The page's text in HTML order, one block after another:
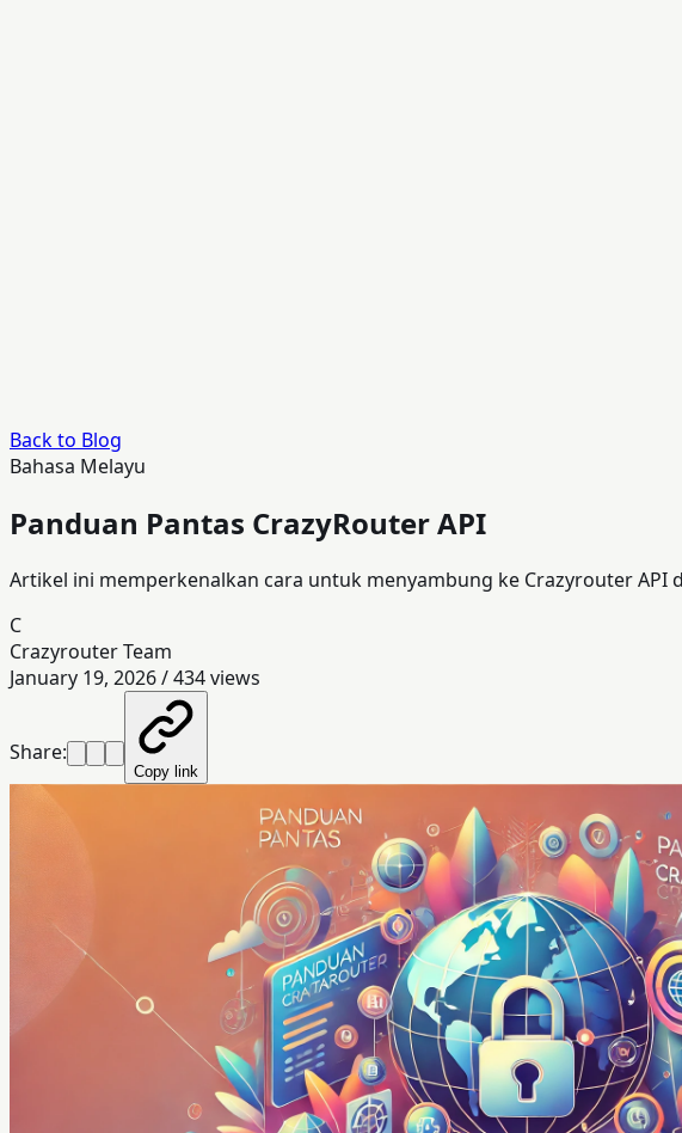
Back to Blog
Bahasa Melayu
Panduan Pantas CrazyRouter API
Artikel ini memperkenalkan cara untuk menyambung ke Crazyrouter
C
Crazyrouter Team
January 19, 2026/434views
Share:
Copy link